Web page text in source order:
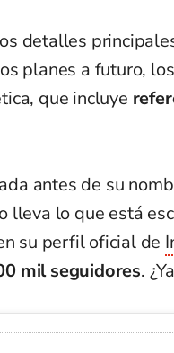
detalles
planes a futuro,
que incluye
antes de su
lleva lo que está
su perfil oficial de
mil seguidores.